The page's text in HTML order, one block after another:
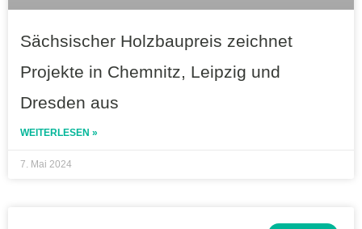
Sächsischer Holzbaupreis zeichnet
Projekte in Chemnitz, Leipzig und
Dresden aus
WEITERLESEN »
7. Mai 2024